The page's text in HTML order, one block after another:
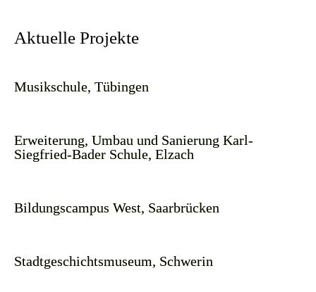
Aktuelle Projekte
Musikschule, Tübingen
Erweiterung, Umbau und Sanierung Karl-
Siegfried-Bader Schule, Elzach
Bildungscampus West, Saarbrücken
Stadtgeschichtsmuseum, Schwerin